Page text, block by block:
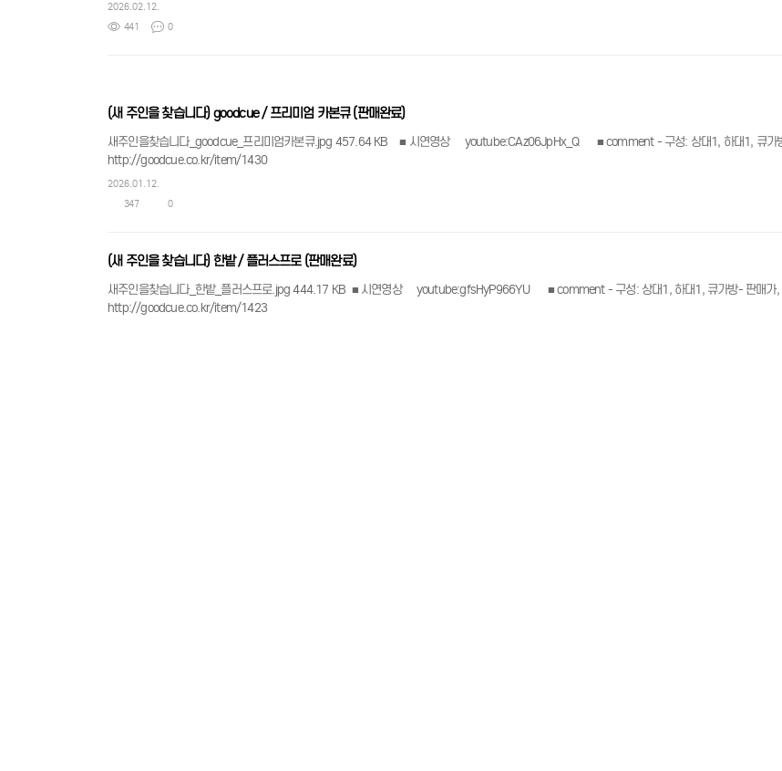
2026.02.12.
441
0
(새 주인을 찾습니다) goodcue / 프리미엄 카본큐 (판매완료)
새주인을찾습니다_goodcue_프리미엄카본큐.jpg 457.64 KB ■ 시연영상 youtube:CAz06JpHx_Q ■ comment ​- 구성: 상대1, 하대1, 큐가방- 판매가, 무게, 길이 등 상세정보는 아래 링크
http://goodcue.co.kr/item/1430
2026.01.12.
347
0
(새 주인을 찾습니다) 한밭 / 플러스프로 (판매완료)
새주인을찾습니다_한밭_플러스프로.jpg 444.17 KB ■ 시연영상 youtube:gfsHyP966YU ■ comment ​- 구성: 상대1, 하대1, 큐가방- 판매가, 무게, 길이 등 상세정보는 아래 링크
http://goodcue.co.kr/item/1423